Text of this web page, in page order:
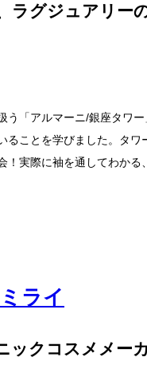
グジュアリー
「アルマーニ/銀座タワ
ことを学びました。タ
実際に袖を通してわか
ライ
クコスメメー